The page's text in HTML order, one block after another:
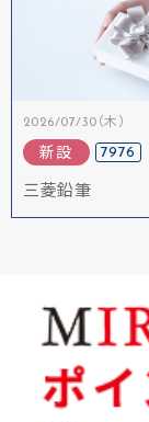
2026/07/30（木）
新設 7976
三菱鉛筆